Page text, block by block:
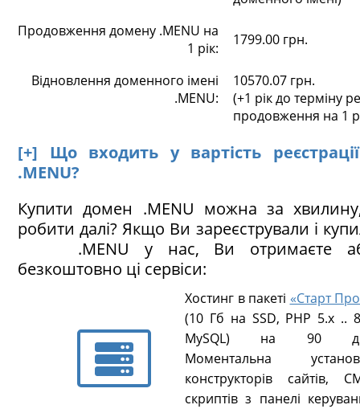
Продовження домену .MENU на
1 рік:
1799.00 грн.
Відновлення доменного імені
.MENU:
10570.07 грн.
(+1 рік до терміну
продовження на 1
[+] Що входить у вартість
.MENU?
Купити домен .MENU можна за
робити далі? Якщо Ви зареєстрували і
.MENU у нас, Ви отримаєте
безкоштовно ці сервіси:
Хостинг в пакеті «Старт
(10 Гб на SSD, PHP 5.х ..
MySQL) на 90
Моментальна
конструкторів сайтів,
скриптів з панелі